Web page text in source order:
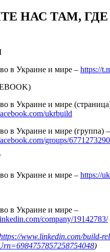
НАС ТАМ,
в Украине и мире – https://
в Украине и мире
ukrbuild
в Украине и мире (группа) –
groups/
в Украине и мире – https://
в Украине и мире –
company/19142783/
www.linkedin.com/build-
)